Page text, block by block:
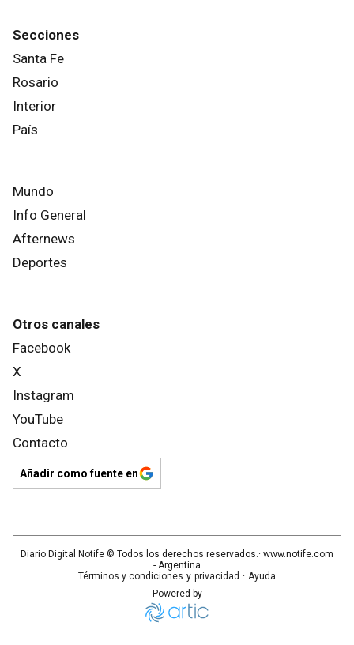
Secciones
Santa Fe
Rosario
Interior
País
Mundo
Info General
Afternews
Deportes
Otros canales
Facebook
X
Instagram
YouTube
Contacto
Añadir como fuente en
Diario Digital Notife © Todos los derechos reservados.· www.notife.com
- Argentina
Términos y condiciones y privacidad · Ayuda
Powered by